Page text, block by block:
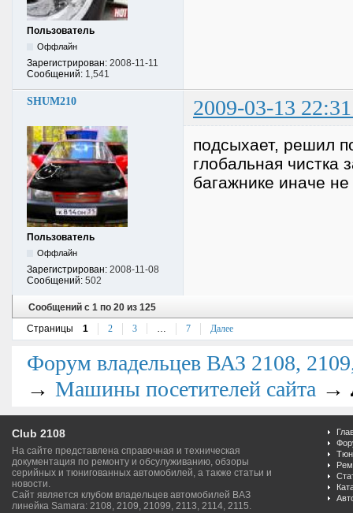
Пользователь
Оффлайн
Зарегистрирован: 2008-11-11
Сообщений: 1,541
SHUM210 2009-03-13
Пользователь
Оффлайн
Зарегистрирован: 2008-11-08
Сообщений: 502
подсыхает, решил
глобальная чистка
багажнике иначе
Сообщений с 1 по 20 из 125
Страницы
1 2 3 … 7 Далее
Форум владельцев ВАЗ 2108,
→ Машины посетителей сайта →
Club 2108
На сайте представлена справочная и техническая
документация по ремонту и обсулуживанию, обзоры
серийных и тюнигованных автомобилей, а также статьи и
новости.
Сайт является клубом владельцев автомобилей ВАЗ
линейка Samara: 2108, 2109, 21099, 2113, 2114, 2115.